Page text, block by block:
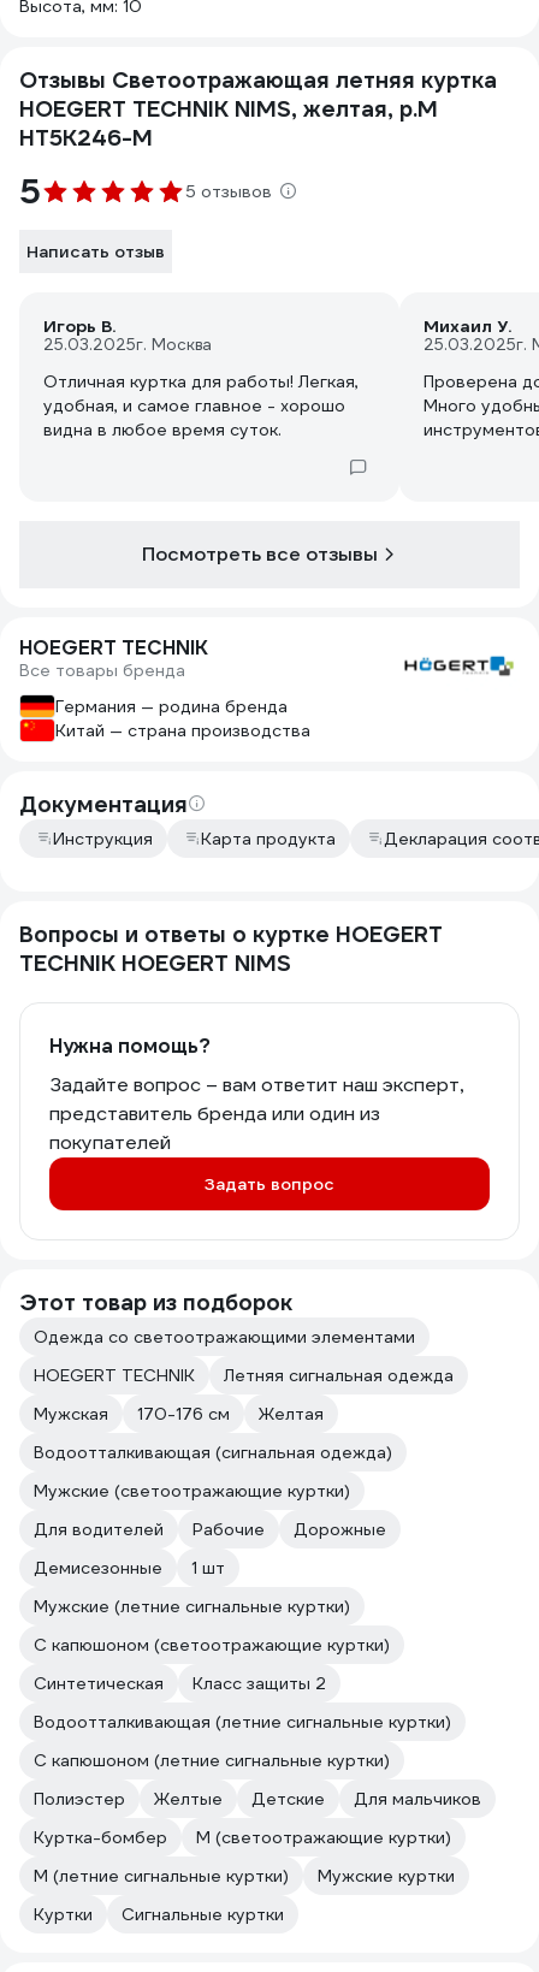
Высота, мм: 10
Отзывы Светоотражающая летняя куртка
HOEGERT TECHNIK NIMS, желтая, р.M
HT5K246-M
5 5 отзывов
Написать отзыв
Игорь В.
25.03.2025г. Москва
Отличная куртка для работы! Легкая,
удобная, и самое главное - хорошо
видна в любое время суток.
Михаил У.
25.03.2025г.
Проверена
Много
Посмотреть все отзывы
HOEGERT TECHNIK
Все товары бренда
Германия — родина бренда
Китай — страна производства
Документация
Инструкция Карта продукта Декларация
Вопросы и ответы о куртке HOEGERT
TECHNIK HOEGERT NIMS
Нужна помощь?
Задайте вопрос – вам ответит наш эксперт,
представитель бренда или один из
покупателей
Задать вопрос
Этот товар из подборок
Одежда со светоотражающими элементами
HOEGERT TECHNIK
Летняя сигнальная одежда
Мужская
170-176 см
Желтая
Водоотталкивающая (сигнальная одежда)
Мужские (светоотражающие куртки)
Для водителей
Рабочие
Дорожные
Демисезонные
1 шт
Мужские (летние сигнальные куртки)
С капюшоном (светоотражающие куртки)
Синтетическая
Класс защиты 2
Водоотталкивающая (летние сигнальные куртки)
С капюшоном (летние сигнальные куртки)
Полиэстер
Желтые Детские
Для мальчиков
Куртка-бомбер
M (светоотражающие куртки)
M (летние сигнальные куртки)
Мужские куртки
Куртки
Сигнальные куртки